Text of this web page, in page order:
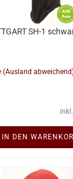
SH-1
(Ausland
IN DEN